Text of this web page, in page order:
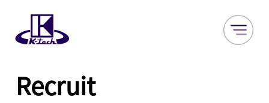
Recruit